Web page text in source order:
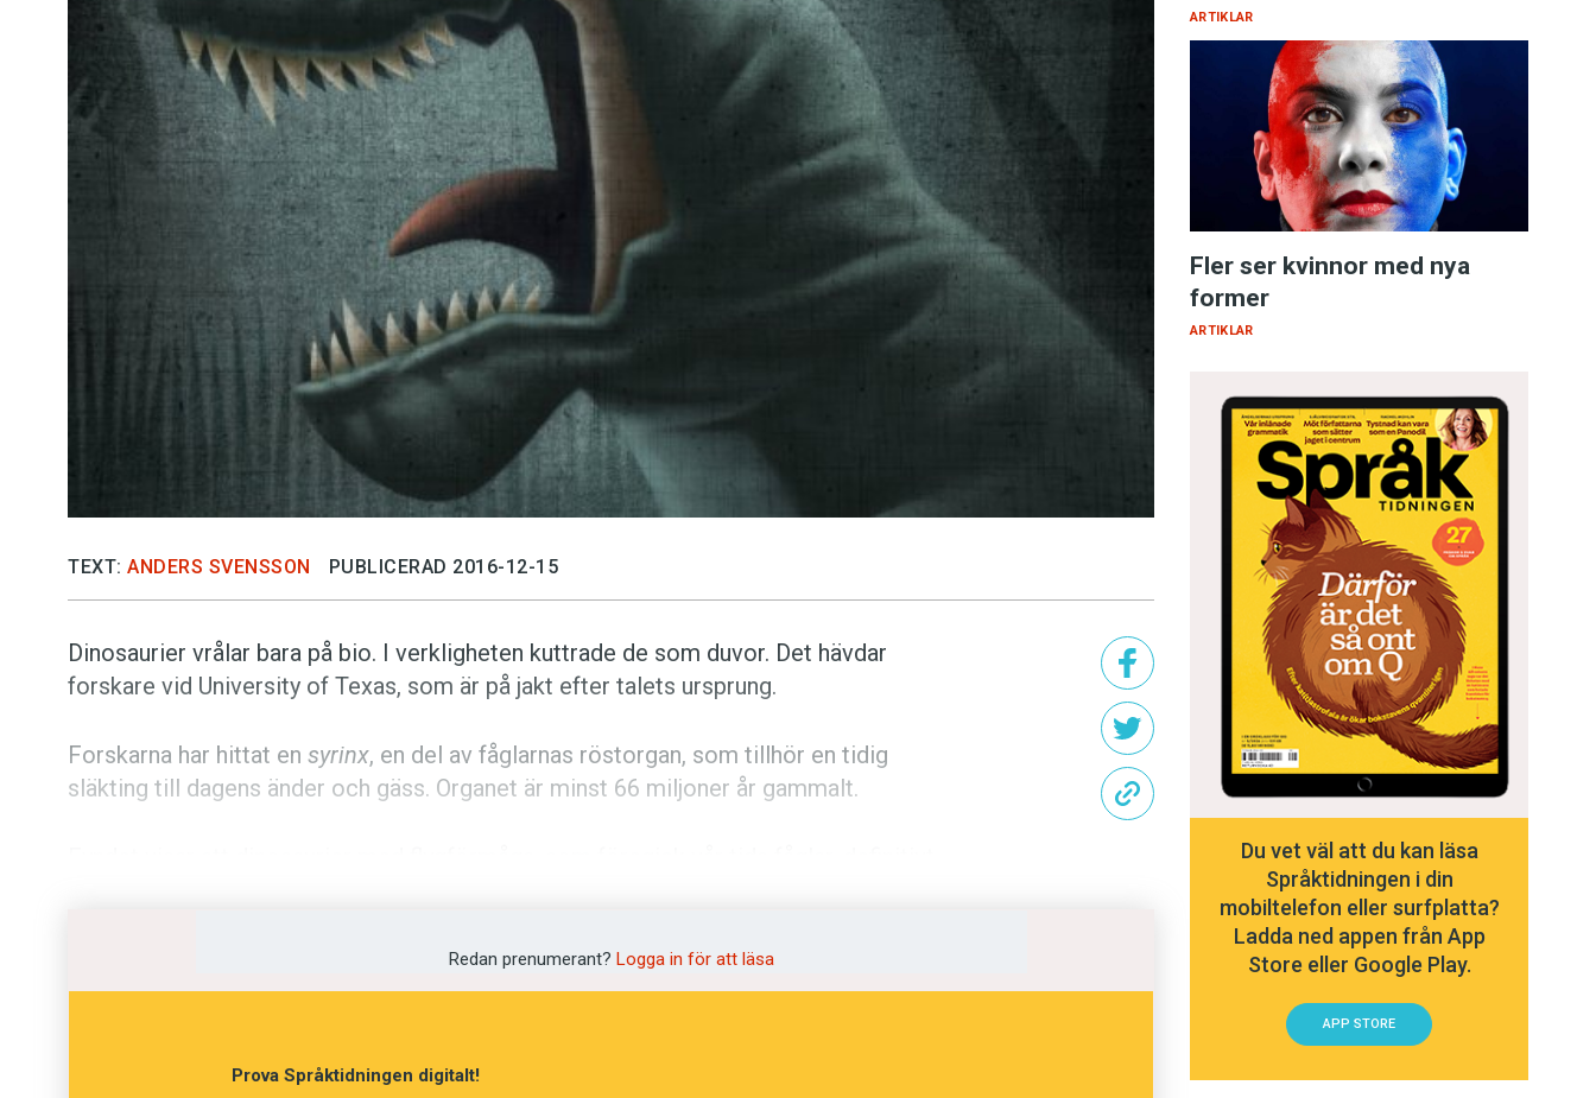
Kviss
Podden
Anmäl till språkpolisen
Föreslå nyord
Annonsera
Prenumerera
Läs Språktidningen digitalt
Press
TEXT: ANDERS SVENSSON PUBLICERAD 2016-12-15
Dinosaurier vrålar bara på bio. I verkligheten kuttrade de som duvor. Det hävdar
forskare vid University of Texas, som är på jakt efter talets ursprung.
Forskarna har hittat en syrinx, en del av fåglarnas röstorgan, som tillhör en tidig
släkting till dagens änder och gäss. Organet är minst 66 miljoner år gammalt.
människor, under en många miljoner år lång utveckling.
Redan prenumerant? Logga in för att läsa
Prova Språktidningen digitalt!
ARTIKLAR
Fler ser kvinnor med nya
former
ARTIKLAR
Du vet väl att du kan läsa
Språktidningen i din
mobiltelefon eller surfplatta?
Ladda ned appen från App
Store eller Google Play.
APP STORE